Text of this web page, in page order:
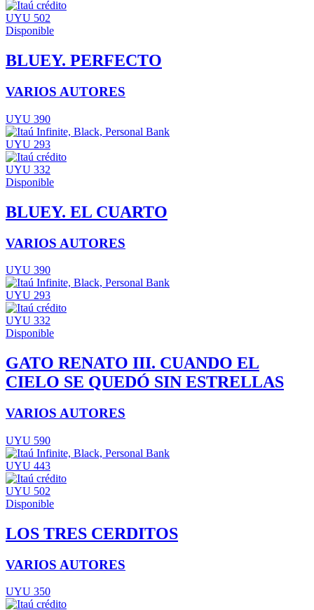
UYU 502
Disponible
BLUEY. PERFECTO
VARIOS AUTORES
UYU 390
UYU 293
UYU 332
Disponible
BLUEY. EL CUARTO
VARIOS AUTORES
UYU 390
UYU 293
UYU 332
Disponible
GATO RENATO III. CUANDO EL
CIELO SE QUEDÓ SIN ESTRELLAS
VARIOS AUTORES
UYU 590
UYU 443
UYU 502
Disponible
LOS TRES CERDITOS
VARIOS AUTORES
UYU 350